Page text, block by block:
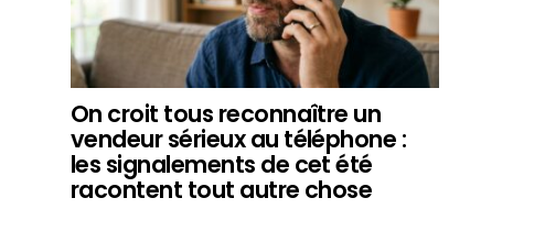
On croit tous reconnaître un
vendeur sérieux au téléphone :
les signalements de cet été
racontent tout autre chose